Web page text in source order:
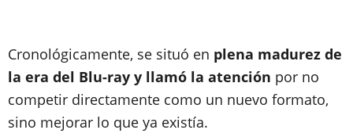
Cronológicamente, se situó en plena madurez de
la era del Blu-ray y llamó la atención por no
competir directamente como un nuevo formato,
sino mejorar lo que ya existía.